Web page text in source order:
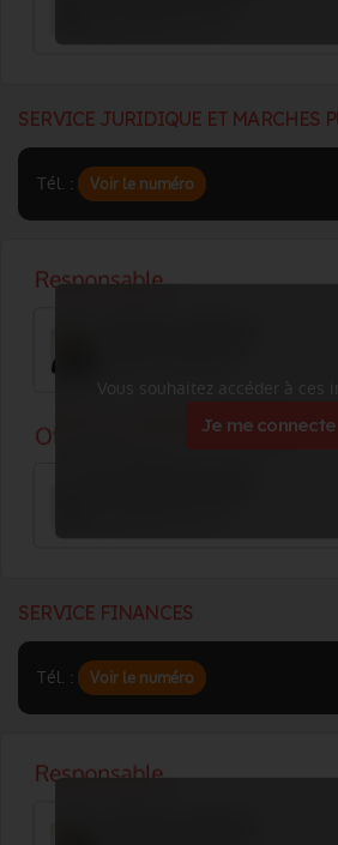
SERVICE JURIDIQUE ET MARCHES
Tél. : Voir le numéro
Vous souhaitez accéder à ces
Je me connecte
SERVICE FINANCES
Tél. : Voir le numéro